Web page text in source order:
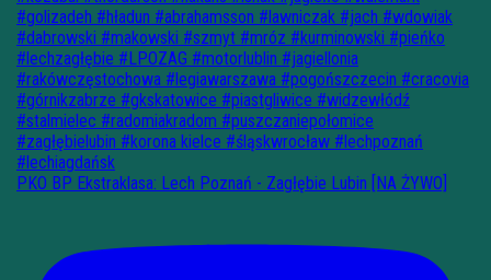
PKO BP Ekstraklasa: Lech Poznań - Zagłębie Lubin [NA ŻYWO]